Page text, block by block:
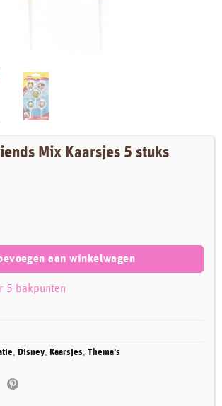
Mix Kaarsjes 5 stuks
aan winkelwagen
5 bakpunten
, Disney, Kaarsjes,Thema's